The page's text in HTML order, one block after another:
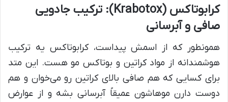
کرابوتاکس (Krabotox): ترکیب جادویی
صافی و آبرسانی
همونطور که از اسمش پیداست، کرابوتاکس یه ترکیب
هوشمندانه از مواد کراتین و بوتاکس مو هست. این متد
برای کسایی که هم صافی بالای کراتین رو می‌خوان و هم
دوست دارن موهاشون عمیقاً آبرسانی بشه و از عوارض